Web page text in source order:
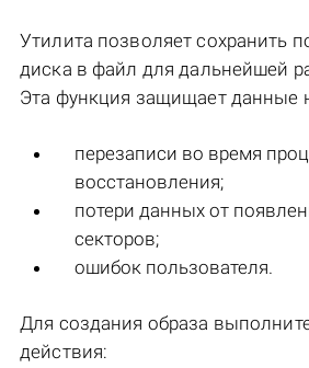
Утилита позволяет сохранить
диска в файл для дальнейшей
Эта функция защищает данные
перезаписи во время
восстановления;
потери данных от
секторов;
ошибок пользователя.
Для создания образа
действия: